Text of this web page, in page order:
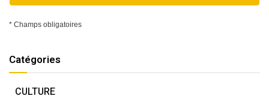
* Champs obligatoires
Catégories
CULTURE